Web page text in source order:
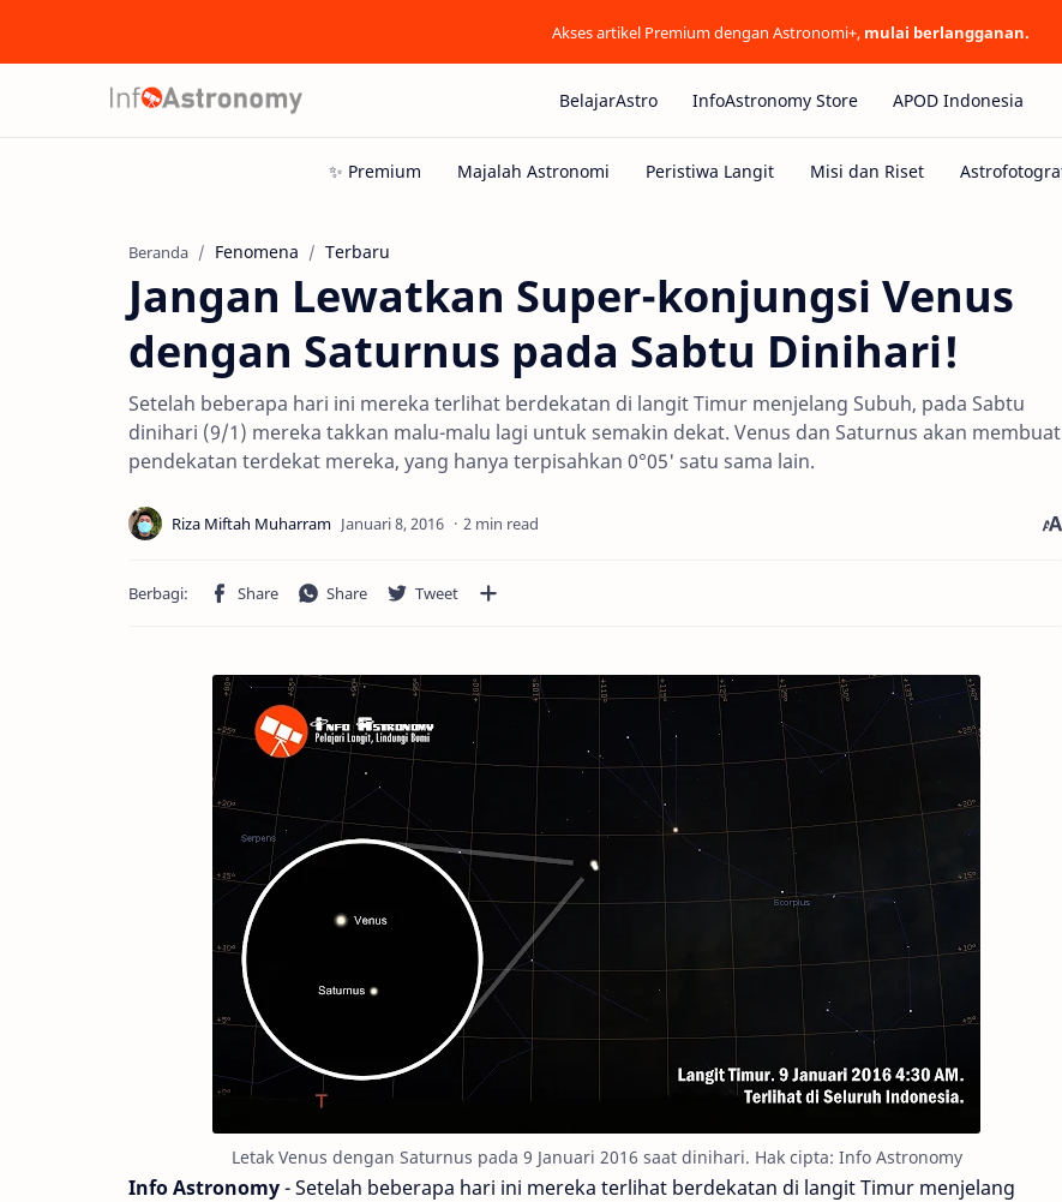
Akses artikel Premium dengan Astronomi+, mulai berlangganan.
BelajarAstro InfoAstronomy Store APOD Indonesia
Beranda Fenomena Terbaru
Jangan Lewatkan Super-konjungsi Venus
dengan Saturnus pada Sabtu Dinihari!
Setelah beberapa hari ini mereka terlihat berdekatan di langit Timur menjelang Subuh, pada Sabtu
dinihari (9/1) mereka takkan malu-malu lagi untuk semakin dekat. Venus dan Saturnus akan membuat
pendekatan terdekat mereka, yang hanya terpisahkan 0°05' satu sama lain.
2 min read
Letak Venus dengan Saturnus pada 9 Januari 2016 saat dinihari. Hak cipta: Info Astronomy
Info Astronomy- Setelah beberapa hari ini mereka terlihat berdekatan di langit Timur menjelang